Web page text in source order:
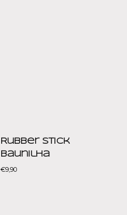
Rubber Stick
Baunilha
€9,90